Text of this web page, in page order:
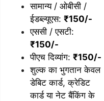
सामान्य / ओबीसी /
ईडब्ल्यूएस: ₹150/-
एससी / एसटी:
₹150/-
पीएच दिव्यांग: ₹150/-
शुल्क का भुगतान केवल
डेबिट कार्ड, क्रेडिट
कार्ड या नेट बैंकिंग के